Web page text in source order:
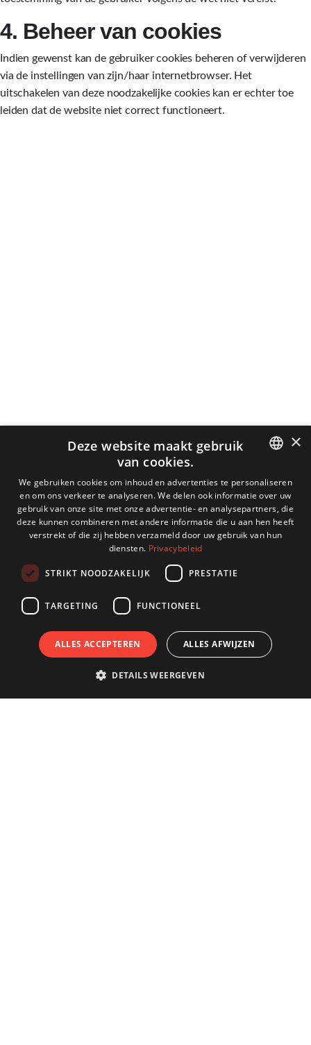
4. Beheer van cookies
Indien gewenst kan de gebruiker cookies beheren of verwijderen
via de instellingen van zijn/haar internetbrowser. Het
uitschakelen van deze noodzakelijke cookies kan er echter toe
leiden dat de website niet correct functioneert.
DUTCH
GERMAN
×
Deze website maakt gebruik
van cookies.
We gebruiken cookies om inhoud en advertenties te personaliseren
en om ons verkeer te analyseren. We delen ook informatie over uw
gebruik van onze site met onze advertentie- en analysepartners, die
deze kunnen combineren met andere informatie die u aan hen heeft
verstrekt of die zij hebben verzameld door uw gebruik van hun
diensten. Privacybeleid
STRIKT NOODZAKELIJK PRESTATIE
TARGETING FUNCTIONEEL
ALLES ACCEPTEREN ALLES AFWIJZEN
DETAILS WEERGEVEN